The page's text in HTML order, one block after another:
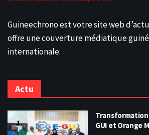
Guineechrono est votre site web
offre une couverture médiatique
internationale.
Actu
Transformation
GUI et Orange